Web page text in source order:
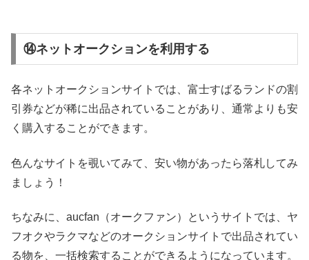
⑭ネットオークションを利用する
各ネットオークションサイトでは、富士すばるランドの割
引券などが稀に出品されていることがあり、通常よりも安
く購入することができます。
色んなサイトを覗いてみて、安い物があったら落札してみ
ましょう！
ちなみに、aucfan（オークファン）というサイトでは、ヤ
フオクやラクマなどのオークションサイトで出品されてい
る物を、一括検索することができるようになっています。